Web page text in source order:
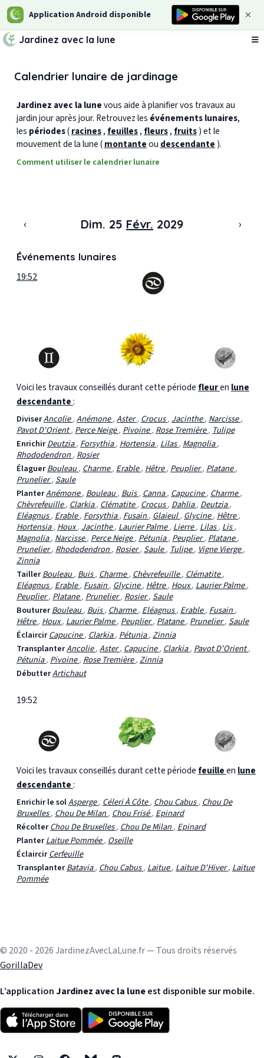
Application Android disponible
Jardinez avec la lune
Calendrier lunaire de jardinage
Jardinez avec la lunevous aide à planifier vos travaux au
jardin jour après jour. Retrouvez les événements lunaires,
les périodes(racines, feuilles, fleurs, fruits) et le
mouvement de la lune (montanteou descendante ).
Comment utiliser le calendrier lunaire
‹ Dim. 25 Févr. 2029 ›
Événements lunaires
19:52
Voici les travaux conseillés durant cette période fleuren lune
descendante:
DiviserAncolie,Anémone,Aster,Crocus,Jacinthe,Narcisse,
Pavot D'Orient,Perce Neige,Pivoine,Rose Tremière,Tulipe
EnrichirDeutzia,Forsythia,Hortensia,Lilas,Magnolia,
Rhododendron,Rosier
ÉlaguerBouleau,Charme,Erable,Hêtre,Peuplier,Platane,
Prunelier,Saule
PlanterAnémone,Bouleau,Buis,Canna,Capucine,Charme,
Chèvrefeuille,Clarkia,Clématite,Crocus,Dahlia,Deutzia,
Eléagnus,Erable,Forsythia,Fusain,Glaieul,Glycine,Hêtre,
Hortensia,Houx,Jacinthe,Laurier Palme,Lierre,Lilas,Lis,
Magnolia,Narcisse,Perce Neige,Pétunia,Peuplier,Platane,
Prunelier,Rhododendron,Rosier,Saule,Tulipe,Vigne Vierge,
Zinnia
TaillerBouleau,Buis,Charme,Chèvrefeuille,Clématite,
Eléagnus,Erable,Fusain,Glycine,Hêtre,Houx,Laurier Palme,
Peuplier,Platane,Prunelier,Rosier,Saule
BouturerBouleau,Buis,Charme,Eléagnus,Erable,Fusain,
Hêtre,Houx,Laurier Palme,Peuplier,Platane,Prunelier,Saule
ÉclaircirCapucine,Clarkia,Pétunia,Zinnia
TransplanterAncolie,Aster,Capucine,Clarkia,Pavot D'Orient,
Pétunia,Pivoine,Rose Tremière,Zinnia
DébutterArtichaut
19:52
Voici les travaux conseillés durant cette période feuilleen lune
descendante:
Enrichir le solAsperge, Céleri À Côte, Chou Cabus, Chou De
Bruxelles, Chou De Milan, Chou Frisé, Epinard
RécolterChou De Bruxelles, Chou De Milan, Epinard
PlanterLaitue Pommée, Oseille
ÉclaircirCerfeuille
TransplanterBatavia, Chou Cabus, Laitue, Laitue D'Hiver, Laitue
Pommée
© 2020 - 2026 JardinezAvecLaLune.fr — Tous droits réservés
GorillaDev
L’application Jardinez avec la luneest disponible sur mobile.